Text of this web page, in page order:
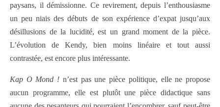
paysans, il démissionne. Ce revirement, depuis l’enthousiasme
un peu niais des débuts de son expérience d’expat jusqu’aux
désillusions de la lucidité, est un grand moment de la pièce.
L’évolution de Kendy, bien moins linéaire et tout aussi
contrastée, est encore plus intéressante.
Kap O Mond ! n’est pas une pièce politique, elle ne propose
aucun programme, elle est plutôt une pièce didactique sans